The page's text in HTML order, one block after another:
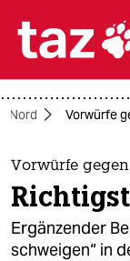
themen
politik
öko
Nord Vorwürfe
Vorwürfe
Ergänzender
schweigen“ in